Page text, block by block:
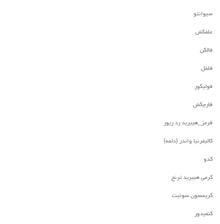
سیوانتو
علفکش
فالکن
فلفل
فولیکور
قارچکش
قرمز_هیبرید رد ریور
کالیفرنیا واندر (دلمه)
کدو
کرمی هیبرید ترنج
کریمسون سوئیت
کنفیدور